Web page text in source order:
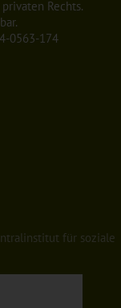
Rechts.
0563-174
für soziale